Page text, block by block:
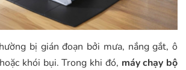
bị gián đoạn bởi mưa, nắng gắt, ô
khói bụi. Trong khi đó, máy chạy bộ